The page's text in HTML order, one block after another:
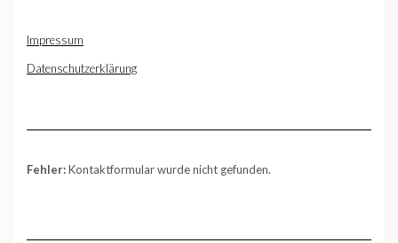
Impressum
Datenschutzerklärung
Fehler:Kontaktformular wurde nicht gefunden.